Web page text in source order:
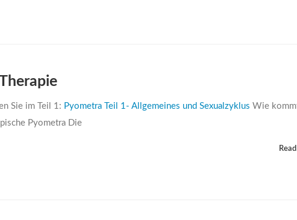
Sie im Teil 1: Pyometra Teil 1- Allgemeines und Sexualzyklus Wie
Pyometra Die